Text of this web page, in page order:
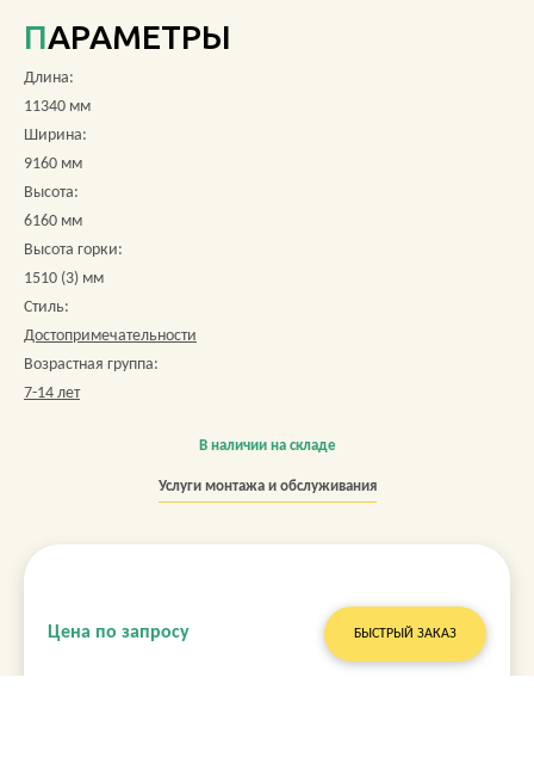
ПАРАМЕТРЫ
Длина:
11340 мм
Ширина:
9160 мм
Высота:
6160 мм
Высота горки:
1510 (3) мм
Стиль:
Достопримечательности
Возрастная группа:
7-14 лет
В наличии на складе
Услуги монтажа и обслуживания
Цена по запросу БЫСТРЫЙ ЗАКАЗ